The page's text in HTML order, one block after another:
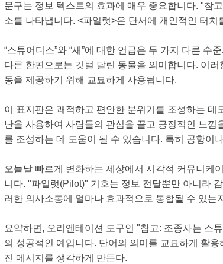
문구는 정보 텍스트의 효과에 매우 중요합니다. "참
소를 나타냅니다. <파일럿>은 단서에 개인적인 터
“스튜어디스”와 “새”에 대한 언급은 두 가지 다른
다른 한편으로는 깃털 달린 동물을 의미합니다. 이
동을 제공하기 위해 교묘하게 사용됩니다.
이 표지판은 쾌적하고 편안한 분위기를 조성하는
난을 사용하여 사람들의 관심을 끌고 긍정적인 느낌
를 조성하는 데 도움이 될 수 있습니다. 특히 공항이
오늘날 빠르게 변화하는 세상에서 시각적 커뮤니케
니다. "파일럿(Pilot)" 기호는 정보 전달뿐만 아니라
러한 의사소통에 얼마나 효과적으로 통합될 수 있는
요약하면, 오리엔테이션 도구인 "참고: 조종사는 스
의 성공적인 예입니다. 단어의 의미를 교묘하게 활
진 메시지를 생각하게 만든다.